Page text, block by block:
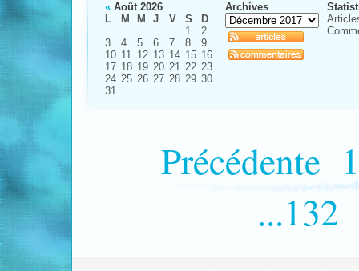
« Août 2026
L
M M J V S
D
1
2
3
4 5 6 7 8
9
10 11 12 13 14 15 16
17 18 19 20 21 22 23
24 25 26 27 28 29 30
31
Archives
Précédente
...132